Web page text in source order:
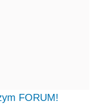
FORUM!